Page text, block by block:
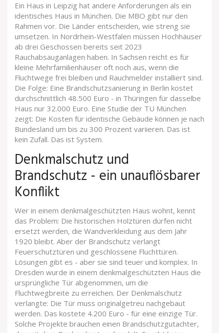
Ein Haus in Leipzig hat andere Anforderungen als ein
identisches Haus in München. Die MBO gibt nur den
Rahmen vor. Die Länder entscheiden, wie streng sie
umsetzen. In Nordrhein-Westfalen müssen Hochhäuser
ab drei Geschossen bereits seit 2023
Rauchabsauganlagen haben. In Sachsen reicht es für
kleine Mehrfamilienhäuser oft noch aus, wenn die
Fluchtwege frei bleiben und Rauchmelder installiert sind.
Die Folge: Eine Brandschutzsanierung in Berlin kostet
durchschnittlich 48.500 Euro - in Thüringen für dasselbe
Haus nur 32.000 Euro. Eine Studie der TU München
zeigt: Die Kosten für identische Gebäude können je nach
Bundesland um bis zu 300 Prozent variieren. Das ist
kein Zufall. Das ist System.
Denkmalschutz und
Brandschutz - ein unauflösbarer
Konflikt
Wer in einem denkmalgeschützten Haus wohnt, kennt
das Problem: Die historischen Holztüren dürfen nicht
ersetzt werden, die Wandverkleidung aus dem Jahr
1920 bleibt. Aber der Brandschutz verlangt
Feuerschutztüren und geschlossene Fluchttüren.
Lösungen gibt es - aber sie sind teuer und komplex. In
Dresden wurde in einem denkmalgeschützten Haus die
ursprüngliche Tür abgenommen, um die
Fluchtwegbreite zu erreichen. Der Denkmalschutz
verlangte: Die Tür muss originalgetreu nachgebaut
werden. Das kostete 4.200 Euro - für eine einzige Tür.
Solche Projekte brauchen einen Brandschutzgutachter,